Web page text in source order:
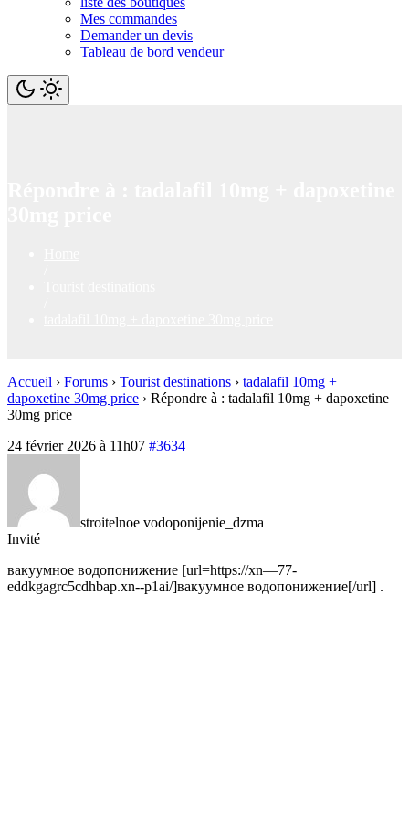
Mes commandes
Demander un devis
Tableau de bord vendeur
Accueil › Forums › Tourist destinations › tadalafil 10mg +
dapoxetine 30mg price › Répondre à : tadalafil 10mg + dapoxetine
30mg price
24 février 2026 à 11h07 #3634
stroitelnoe vodoponijenie_dzma
Invité
вакуумное водопонижение [url=https://xn—77-
eddkgagrc5cdhbap.xn--p1ai/]вакуумное водопонижение[/url] .